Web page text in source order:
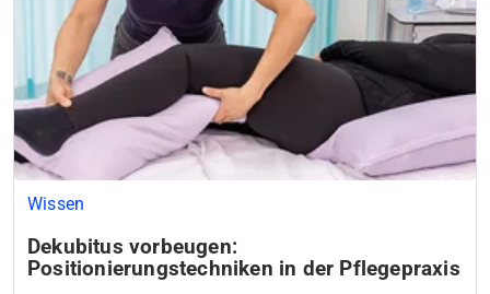
Wissen
Dekubitus vorbeugen:
Positionierungstechniken in der Pflegepraxis